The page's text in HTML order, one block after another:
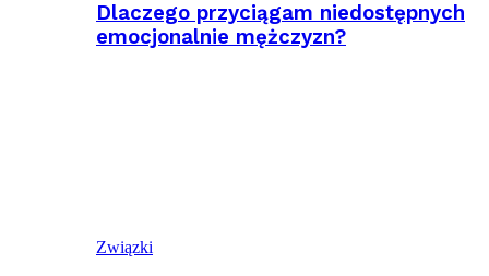
Dlaczego przyciągam niedostępnych
emocjonalnie mężczyzn?
Związki